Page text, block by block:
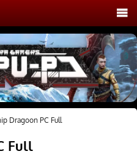
Dragoon PC Full
Full